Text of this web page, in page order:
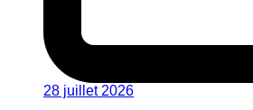
28 juillet 2026